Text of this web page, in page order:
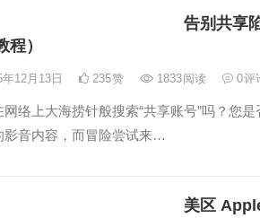
告别共享
程）
12月13日 235赞 1833阅读 0评
网络上大海捞针般搜索“共享账号”吗？您
影音内容，而冒险尝试来…
美区